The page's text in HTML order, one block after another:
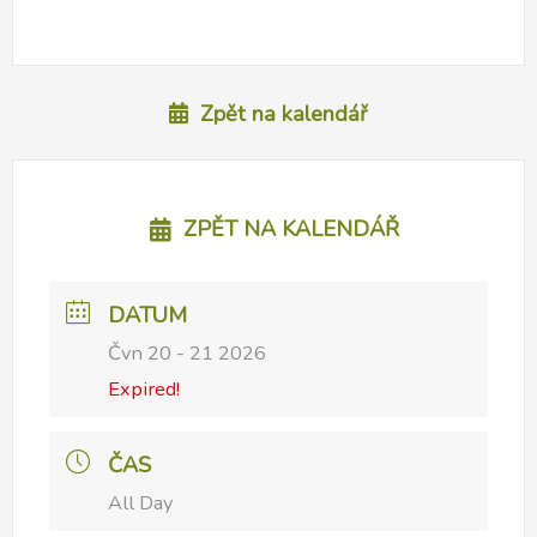
Zpět na kalendář
ZPĚT NA KALENDÁŘ
DATUM
Čvn 20 - 21 2026
Expired!
ČAS
All Day